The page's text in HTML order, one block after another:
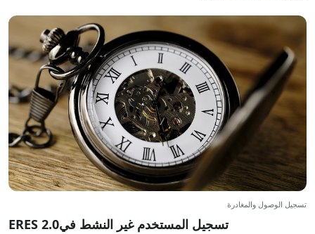
تسجيل الوصول والمغادرة
تسجيل المستخدم غير النشط فيERES 2.0